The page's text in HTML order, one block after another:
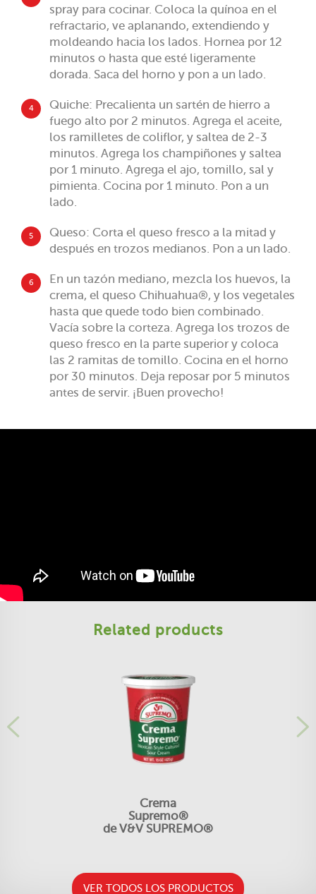
spray para cocinar. Coloca la quínoa en el
refractario, ve aplanando, extendiendo y
moldeando hacia los lados. Hornea por 12
minutos o hasta que esté ligeramente
dorada. Saca del horno y pon a un lado.
4
Quiche: Precalienta un sartén de hierro a
fuego alto por 2 minutos. Agrega el aceite,
los ramilletes de coliflor, y saltea de 2-3
minutos. Agrega los champiñones y saltea
por 1 minuto. Agrega el ajo, tomillo, sal y
pimienta. Cocina por 1 minuto. Pon a un
lado.
5
Queso: Corta el queso fresco a la mitad y
después en trozos medianos. Pon a un lado.
6
En un tazón mediano, mezcla los huevos, la
crema, el queso Chihuahua®, y los vegetales
hasta que quede todo bien combinado.
Vacía sobre la corteza. Agrega los trozos de
queso fresco en la parte superior y coloca
las 2 ramitas de tomillo. Cocina en el horno
por 30 minutos. Deja reposar por 5 minutos
antes de servir. ¡Buen provecho!
Related products
Crema
Supremo®
de V&V SUPREMO®
VER TODOS LOS PRODUCTOS